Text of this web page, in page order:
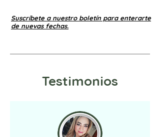
Suscríbete a nuestro boletín para enterarte
de nuevas fechas.
Testimonios